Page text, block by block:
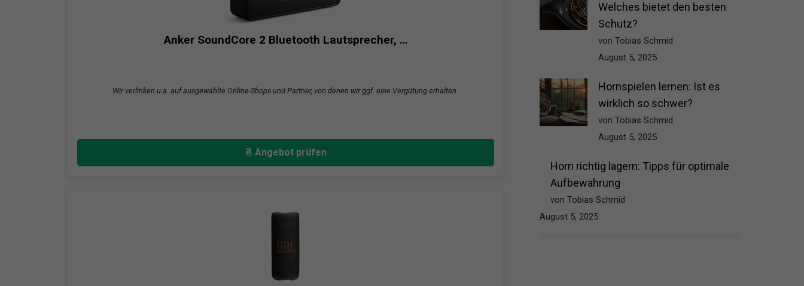
Anker SoundCore 2 Bluetooth Lautsprecher, …
Wir verlinken u.a. auf ausgewählte Online-Shops und Partner, von denen wir ggf. eine Vergütung erhalten.
Angebot prüfen
Welches bietet den besten
Schutz?
von Tobias Schmid
August 5, 2025
Hornspielen lernen: Ist es
wirklich so schwer?
von Tobias Schmid
August 5, 2025
Horn richtig lagern: Tipps für optimale
Aufbewahrung
von Tobias Schmid
August 5, 2025